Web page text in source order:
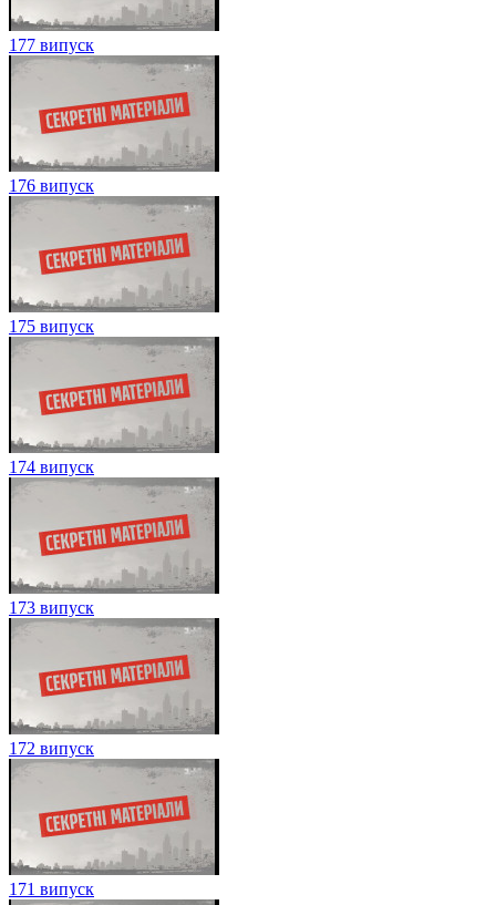
177 випуск
176 випуск
175 випуск
174 випуск
173 випуск
172 випуск
171 випуск